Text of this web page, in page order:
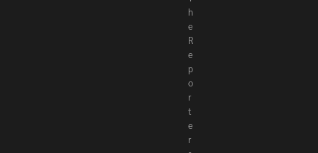
T
h
e
R
e
p
o
r
t